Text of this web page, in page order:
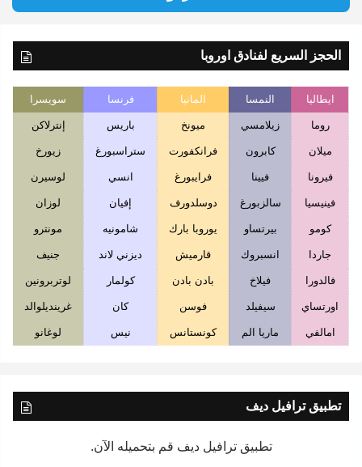
الحجز السريع لفنادق اوروبا
ايطاليا النمسا المانيا فرنسا سويسرا
روما زيلامسي ميونخ باريس إنترلاكن
ميلان كابرون فرانكفورت ستراسبورغ زيورخ
فيرونا فيينا فرايبورغ انسي لوسيرن
فينيسيا سالزبورغ دوسلدورف إفيان لوزان
كومو بيرتساو يوروبا بارك شامونيه مونترو
جاردا انسبروك قارميش ديزني لاند جنيف
فالدورا فيلاخ بادن بادن كولمار لوتربرونين
اورتساي سيفيلد فوسن كان غرينديلوالد
امالفي ماريا الم كونستانس نيس لوغانو
تطبيق ترافيل ديف
تطبيق ترافيل ديف قم بتحميله الآن.